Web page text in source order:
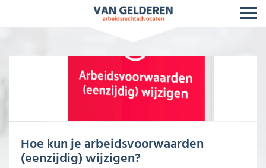
Hoe kun je arbeidsvoorwaarden
(eenzijdig) wijzigen?